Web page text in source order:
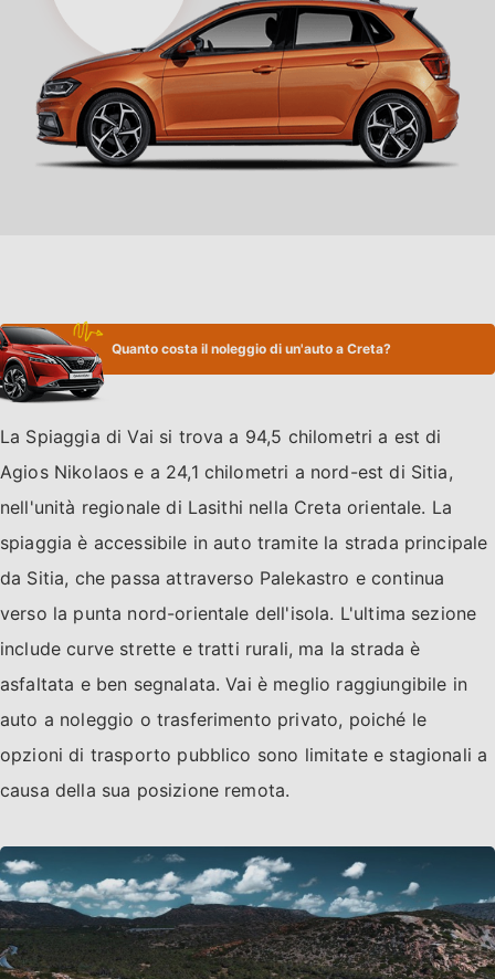
Quanto costa il noleggio di un'auto a Creta?
La Spiaggia di Vai si trova a 94,5 chilometri a est di
Agios Nikolaos e a 24,1 chilometri a nord-est di Sitia,
nell'unità regionale di Lasithi nella Creta orientale. La
spiaggia è accessibile in auto tramite la strada principale
da Sitia, che passa attraverso Palekastro e continua
verso la punta nord-orientale dell'isola. L'ultima sezione
include curve strette e tratti rurali, ma la strada è
asfaltata e ben segnalata. Vai è meglio raggiungibile in
auto a noleggio o trasferimento privato, poiché le
opzioni di trasporto pubblico sono limitate e stagionali a
causa della sua posizione remota.